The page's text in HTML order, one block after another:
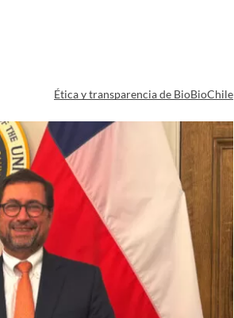
Ética y transparencia de BioBioChile